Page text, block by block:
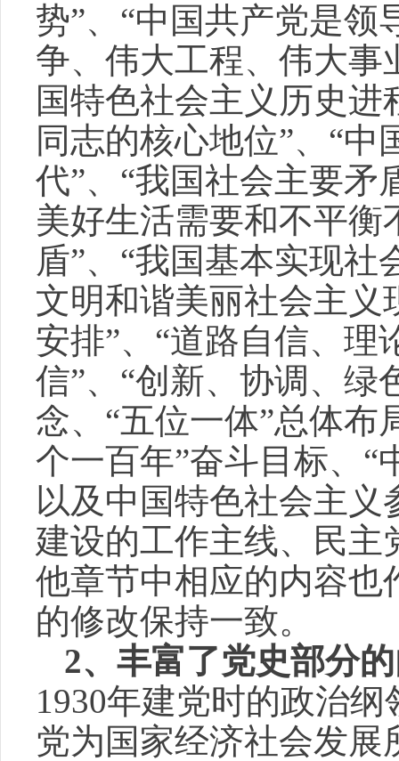
势”、“中国共产党是
争、伟大工程、伟大事
国特色社会主义历史
同志的核心地位”、“
代”、“我国社会主要矛
美好生活需要和不平
盾”、“我国基本实现
文明和谐美丽社会主义
安排”、“道路自信、理
信”、“创新、协调、绿
念、“五位一体”总体布
个一百年”奋斗目标、“
以及中国特色社会主
建设的工作主线、民主
他章节中相应的内容也
的修改保持一致。
2、丰富了党史部分
1930年建党时的政治纲
党为国家经济社会发